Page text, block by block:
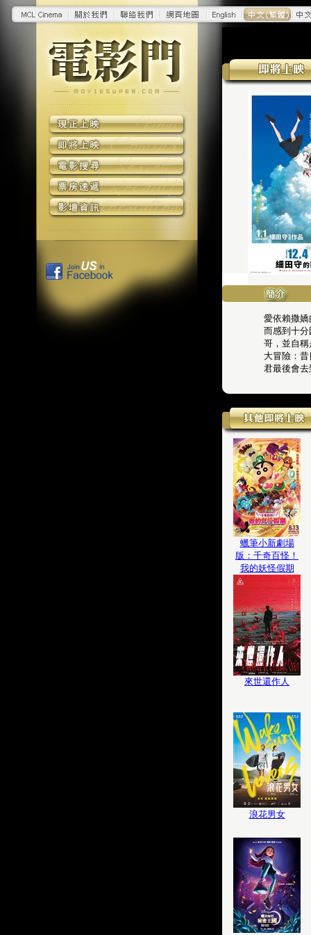
愛依賴撒
而感到十
哥，並自
大冒險：
君最後會
蠟筆小新劇場
版：千奇百怪！
我的妖怪假期
來世還作人
浪花男女